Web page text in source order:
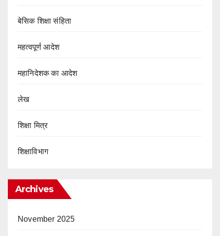
बेसिक शिक्षा संहिता
महत्वपूर्ण आदेश
महानिदेशक का आदेश
लेख
शिक्षा मित्र
शिक्षाविभाग
Archives
November 2025